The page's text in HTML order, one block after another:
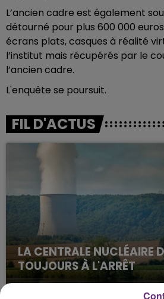
L’ancien cadre est également
détourné pour plus 600 000
écrans plats, casques à réalité
l’institut mais récupérés par le
l’ancien cadre.
L'enquête se poursuit.
FIL D'ACTUS
LA CENTRALE NUCLÉAIRE
TOUJOURS À L'ARRÊT
Cela fait déjà une semaine
nucléaire ardennaise est à